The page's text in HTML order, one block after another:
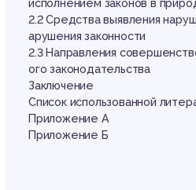
исполнением законов в
2.2 Средства выявления
арушения законности
2.3 Направления
ого законодательства
Заключение
Список использованной
Приложение А
Приложение Б